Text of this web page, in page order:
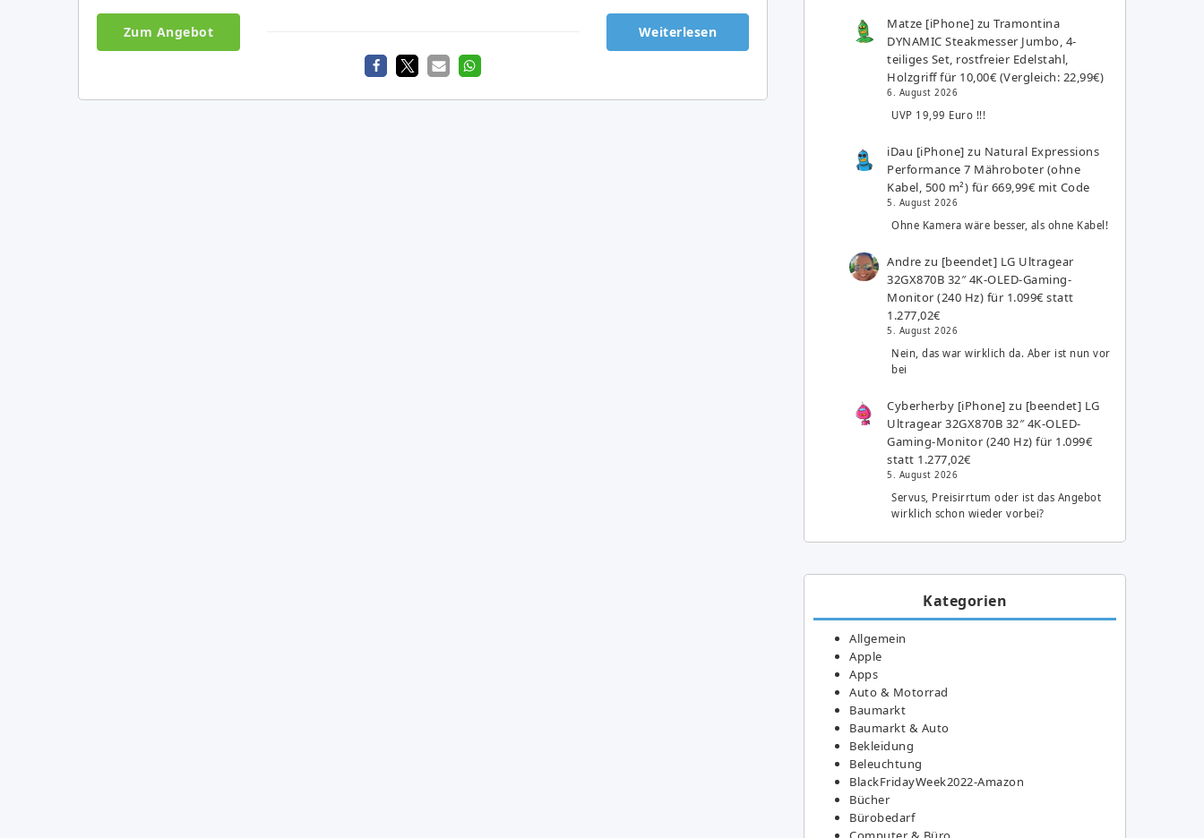
Zum Angebot Weiterlesen Matze [iPhone] zuTramontina
DYNAMIC Steakmesser Jumbo, 4-
teiliges Set, rostfreier Edelstahl,
Holzgriff für 10,00€ (Vergleich: 22,99€)
6. August 2026
UVP 19,99 Euro !!!
iDau [iPhone] zu Natural Expressions
Performance 7 Mähroboter (ohne
Kabel, 500 m²) für 669,99€ mit Code
5. August 2026
Ohne Kamera wäre besser, als ohne Kabel!
Andre zu [beendet] LG Ultragear
32GX870B 32″ 4K-OLED-Gaming-
Monitor (240 Hz) für 1.099€ statt
1.277,02€
5. August 2026
Nein, das war wirklich da. Aber ist nun vor
bei
Cyberherby [iPhone] zu [beendet] LG
Ultragear 32GX870B 32″ 4K-OLED-
Gaming-Monitor (240 Hz) für 1.099€
statt 1.277,02€
5. August 2026
Servus, Preisirrtum oder ist das Angebot
wirklich schon wieder vorbei?
Kategorien
Allgemein
Apple
Apps
Auto & Motorrad
Baumarkt
Baumarkt & Auto
Bekleidung
Beleuchtung
BlackFridayWeek2022-Amazon
Bücher
Bürobedarf